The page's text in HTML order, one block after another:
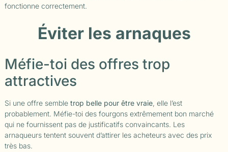
fonctionne correctement.
Éviter les arnaques
Méfie-toi des offres trop
attractives
Si une offre semble trop belle pour être vraie, elle l’est
probablement. Méfie-toi des fourgons extrêmement bon marché
qui ne fournissent pas de justificatifs convaincants. Les
arnaqueurs tentent souvent d’attirer les acheteurs avec des prix
très bas.